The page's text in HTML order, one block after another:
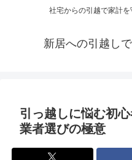
社宅からの引越で家計を
新居への引越し
引っ越しに悩む初
業者選びの極意